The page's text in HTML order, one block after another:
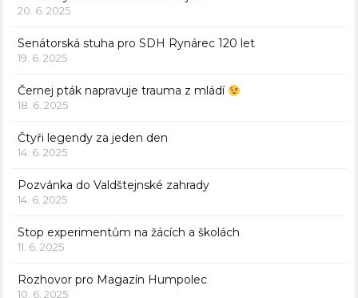
20. 6. 2025
Senátorská stuha pro SDH Rynárec 120 let
19. 6. 2025
Černej pták napravuje trauma z mládí
18. 6. 2025
Čtyři legendy za jeden den
14. 6. 2025
Pozvánka do Valdštejnské zahrady
14. 6. 2025
Stop experimentům na žácích a školách
11. 6. 2025
Rozhovor pro Magazín Humpolec
10. 6. 2025